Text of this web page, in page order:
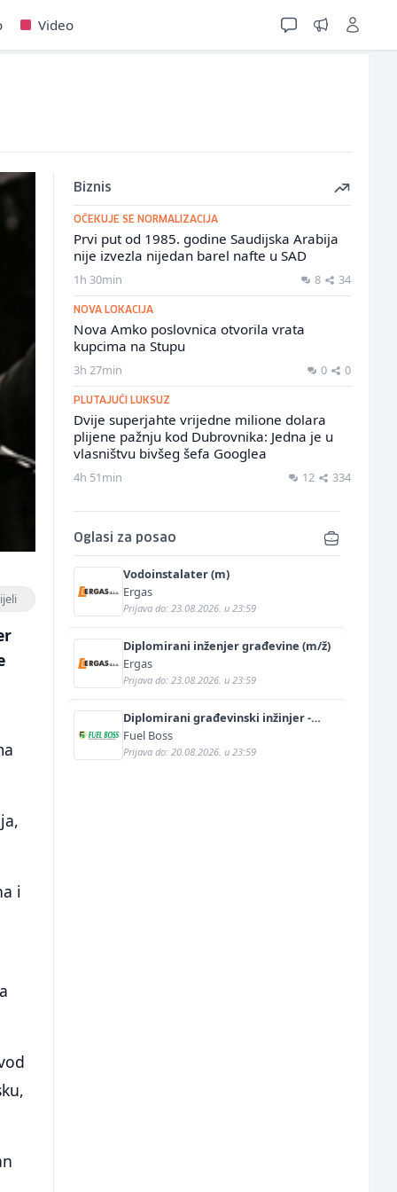
Video
i
Biznis
OČEKUJE SE NORMALIZACIJA
Prvi put od 1985. godine Saudijska Arabija
nije izvezla nijedan barel nafte u SAD
1h 30min 8 34
NOVA LOKACIJA
Nova Amko poslovnica otvorila vrata
kupcima na Stupu
3h 27min 0 0
PLUTAJUĆI LUKSUZ
Dvije superjahte vrijedne milione dolara
plijene pažnju kod Dubrovnika: Jedna je u
vlasništvu bivšeg šefa Googlea
4h 51min 12 334
Oglasi za posao
Vodoinstalater (m)
Ergas
Prijava do: 23.08.2026. u 23:59
Diplomirani inženjer građevine (m/ž)
Ergas
Prijava do: 23.08.2026. u 23:59
Diplomirani građevinski inžinjer -
hidrotehnički smjer (m/ž)
Fuel Boss
Prijava do: 20.08.2026. u 23:59